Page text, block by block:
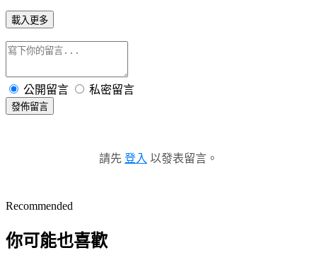
載入更多
公開留言 私密留言
發佈留言
請先 登入 以發表留言。
Recommended
你可能也喜歡